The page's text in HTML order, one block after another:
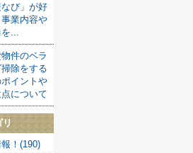
なび」が好
業内容や
...
件のベラ
除をする
ポイントや
について
リ
！(190)